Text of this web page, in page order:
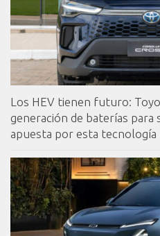
Los HEV tienen futuro:
generación de baterías para
apuesta por esta tecnología